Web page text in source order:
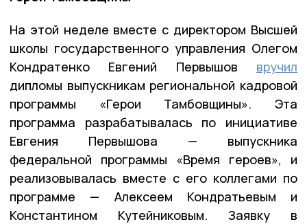
На этой неделе вместе с директором Высшей
школы государственного управления Олегом
Кондратенко Евгений Первышов вручил
дипломы выпускникам региональной кадровой
программы «Герои Тамбовщины». Эта
программа разрабатывалась по инициативе
Евгения Первышова — выпускника
федеральной программы «Время героев», и
реализовывалась вместе с его коллегами по
программе — Алексеем Кондратьевым и
Константином Кутейниковым. Заявку в